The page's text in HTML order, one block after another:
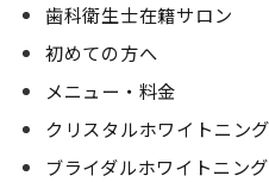
歯科衛生士在籍サロン
初めての方へ
メニュー・料金
クリスタルホワイトニング
ブライダルホワイトニング